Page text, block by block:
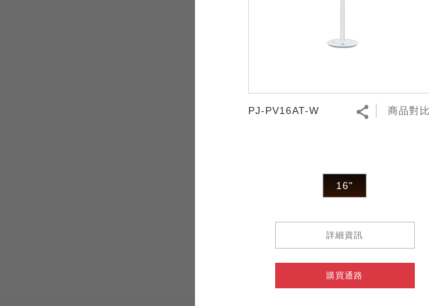
PJ-PV16AT-W 商品對比
16"
詳細資訊
購買通路